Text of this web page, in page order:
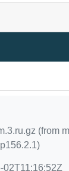
(from
02T11:16:52Z